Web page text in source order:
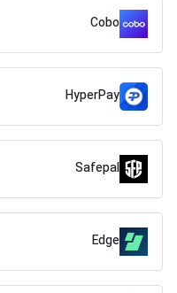
Cobo
HyperPay
Safepal
Edge